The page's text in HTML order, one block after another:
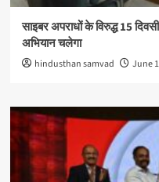
साइबर अपराधों के विरुद्ध 15
अभियान चलेगा
hindusthan samvad June